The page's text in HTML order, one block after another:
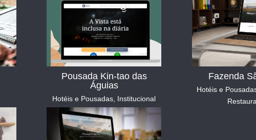
Pousada Kin-tao das
Águias
Hotéis e Pousadas Institucional
Fazenda
Hotéis e